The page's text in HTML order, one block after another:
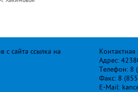
сайта ссылка на
Адрес:
Телефон: 8
Факс: 8
E-Mail: